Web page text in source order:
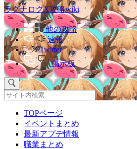
ラグナロクX攻略wiki
他の攻略
速報
Twitter
掲示板
TOPページ
イベントまとめ
最新アプデ情報
職業まとめ